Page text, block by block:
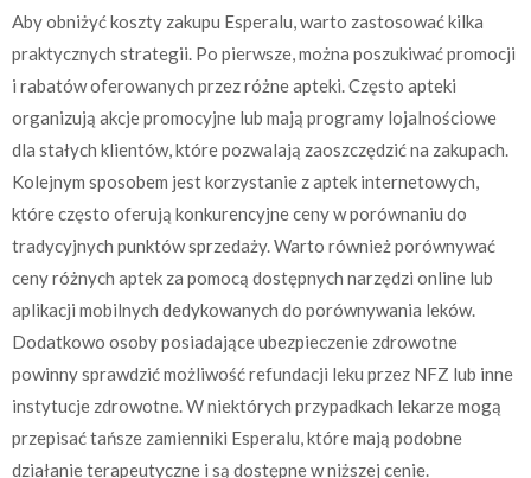
Aby obniżyć koszty zakupu Esperalu, warto zastosować kilka
praktycznych strategii. Po pierwsze, można poszukiwać promocji
i rabatów oferowanych przez różne apteki. Często apteki
organizują akcje promocyjne lub mają programy lojalnościowe
dla stałych klientów, które pozwalają zaoszczędzić na zakupach.
Kolejnym sposobem jest korzystanie z aptek internetowych,
które często oferują konkurencyjne ceny w porównaniu do
tradycyjnych punktów sprzedaży. Warto również porównywać
ceny różnych aptek za pomocą dostępnych narzędzi online lub
aplikacji mobilnych dedykowanych do porównywania leków.
Dodatkowo osoby posiadające ubezpieczenie zdrowotne
powinny sprawdzić możliwość refundacji leku przez NFZ lub inne
instytucje zdrowotne. W niektórych przypadkach lekarze mogą
przepisać tańsze zamienniki Esperalu, które mają podobne
działanie terapeutyczne i są dostępne w niższej cenie.